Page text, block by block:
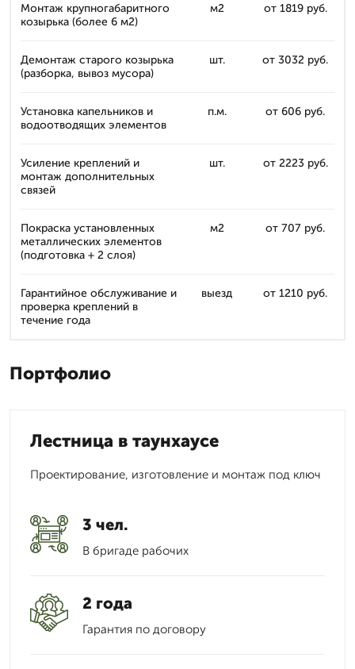
Монтаж крупногабаритного
козырька (более 6 м2)
м2 от 1819 руб.
Демонтаж старого козырька
(разборка, вывоз мусора)
шт. от 3032 руб.
Установка капельников и
водоотводящих элементов
п.м. от 606 руб.
Усиление креплений и
монтаж дополнительных
связей
шт. от 2223 руб.
Покраска установленных
металлических элементов
(подготовка + 2 слоя)
м2 от 707 руб.
Гарантийное обслуживание и
проверка креплений в
течение года
выезд от 1210 руб.
Портфолио
Лестница в таунхаусе
Проектирование, изготовление и монтаж под ключ
3 чел.
В бригаде рабочих
2 года
Гарантия по договору